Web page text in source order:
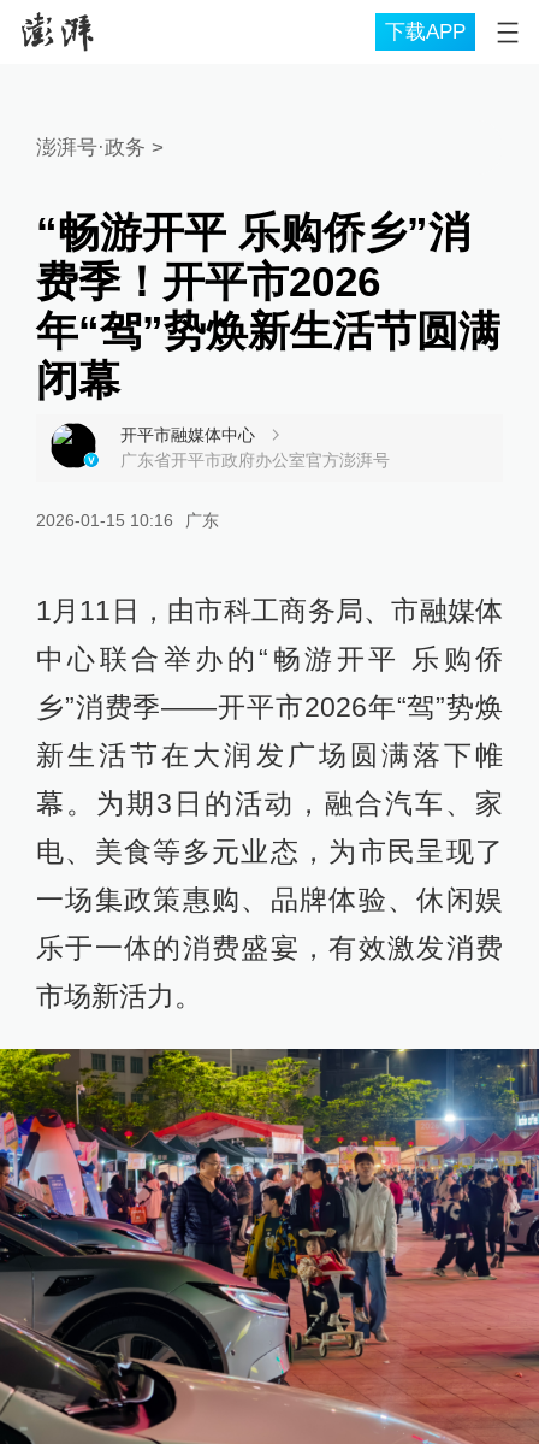
下载APP
澎湃号·政务 >
“畅游开平 乐购侨乡”消
费季！开平市2026
年“驾”势焕新生活节圆满
闭幕
开平市融媒体中心
广东省开平市政府办公室官方澎湃号
2026-01-15 10:16 广东
1月11日，由市科工商务局、市融媒体
中心联合举办的“畅游开平 乐购侨
乡”消费季——开平市2026年“驾”势焕
新生活节在大润发广场圆满落下帷
幕。为期3日的活动，融合汽车、家
电、美食等多元业态，为市民呈现了
一场集政策惠购、品牌体验、休闲娱
乐于一体的消费盛宴，有效激发消费
市场新活力。